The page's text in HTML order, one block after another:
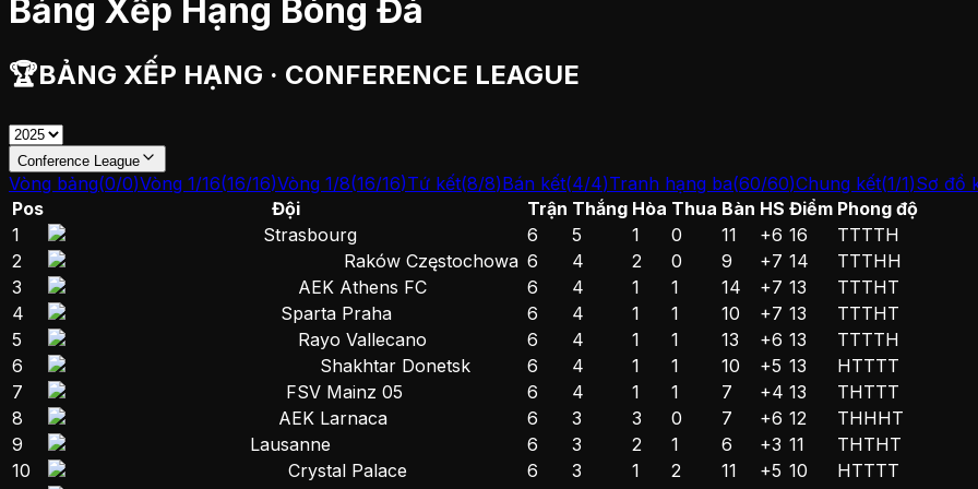
Bảng Xếp Hạng Bóng Đá
🏆BẢNG XẾP HẠNG · CONFERENCE LEAGUE
Conference League
Vòng bảng(0/0)Vòng 1/16(16/16)Vòng 1/8(16/16)Tứ kết(8/8)Bán kết(4/4)Tranh hạng ba(60/60)Chung kết(1/1)Sơ đồ
Pos
Đội Trận Thắng Hòa Thua Bàn HS Điểm Phong độ
1
Strasbourg 6 5 1 0 11 +6 16 TTTTH
2
Raków Częstochowa 6 4 2 0 9 +7 14 TTTHH
3
AEK Athens FC 6 4 1 1 14 +7 13 TTTHT
4
Sparta Praha 6 4 1 1 10 +7 13 TTTHT
5
Rayo Vallecano 6 4 1 1 13 +6 13 TTTTH
6
Shakhtar Donetsk 6 4 1 1 10 +5 13 HTTTT
7
FSV Mainz 05 6 4 1 1 7 +4 13 THTTT
8
AEK Larnaca 6 3 3 0 7 +6 12 THHHT
9
Lausanne 6 3 2 1 6 +3 11 THTHT
10
Crystal Palace 6 3 1 2 11 +5 10 HTTTT